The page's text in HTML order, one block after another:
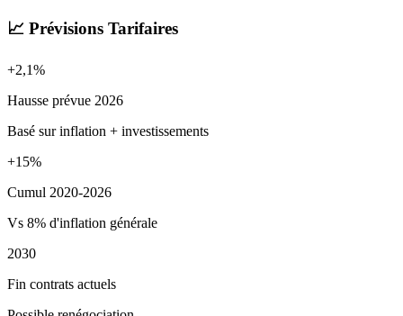
📈 Prévisions Tarifaires
+2,1%
Hausse prévue 2026
Basé sur inflation + investissements
+15%
Cumul 2020-2026
Vs 8% d'inflation générale
2030
Fin contrats actuels